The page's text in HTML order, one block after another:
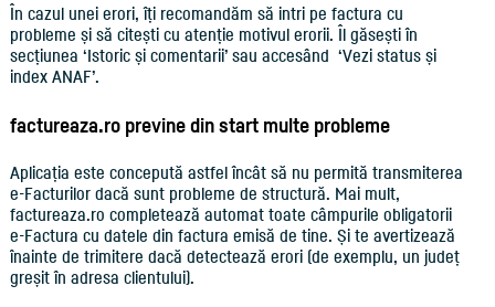
În cazul unei erori, îți recomandăm să intri pe factura cu
probleme și să citești cu atenție motivul erorii. Îl găsești în
secțiunea ‘Istoric și comentarii’ sau accesând ‘Vezi status și
index ANAF’.
factureaza.ro previne din start multe probleme
Aplicația este concepută astfel încât să nu permită transmiterea
e-Facturilor dacă sunt probleme de structură. Mai mult,
factureaza.ro completează automat toate câmpurile obligatorii
e-Factura cu datele din factura emisă de tine. Și te avertizează
înainte de trimitere dacă detectează erori (de exemplu, un județ
greșit în adresa clientului).